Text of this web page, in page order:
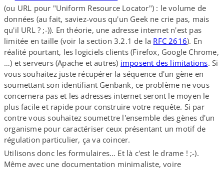
(ou URL pour "Uniform Resource Locator") : le volume de
données (au fait, saviez-​vous qu'un Geek ne crie pas, mais
qu'il URL ? ;-)). En théorie, une adresse internet n'est pas
limitée en taille (voir la section 3.2.1 de la RFC 2616). En
réalité pourtant, les logiciels clients (Firefox, Google Chrome,
…) et serveurs (Apache et autres) imposent des limitations. Si
vous souhaitez juste récupérer la séquence d'un gène en
soumettant son identifiant Genbank, ce problème ne vous
concernera pas et les adresses internet seront le moyen le
plus facile et rapide pour construire votre requête. Si par
contre vous souhaitez soumettre l'ensemble des gènes d'un
organisme pour caractériser ceux présentant un motif de
régulation particulier, ça va coincer.
Utilisons donc les formulaires… Et là c'est le drame ! ;-).
Même avec une documentation minimaliste, voire